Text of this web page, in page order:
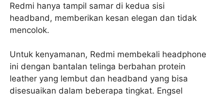
Redmi hanya tampil samar di kedua sisi
headband, memberikan kesan elegan dan tidak
mencolok.
Untuk kenyamanan, Redmi membekali headphone
ini dengan bantalan telinga berbahan protein
leather yang lembut dan headband yang bisa
disesuaikan dalam beberapa tingkat. Engsel